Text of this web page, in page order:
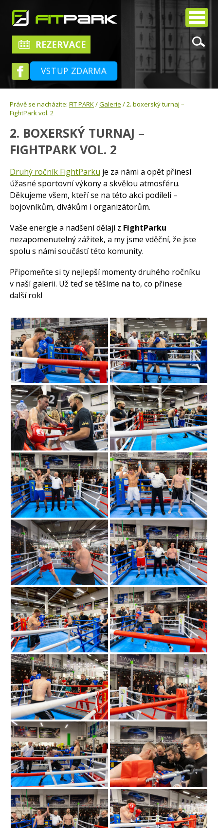
VSTUP ZDARMA
Právě se nacházíte: FIT PARK/Galerie / 2. boxerský turnaj –
FightPark vol. 2
2. BOXERSKÝ TURNAJ –
FIGHTPARK VOL. 2
Druhý ročník FightParku je za námi a opět přinesl
úžasné sportovní výkony a skvělou atmosféru.
Děkujeme všem, kteří se na této akci podíleli –
bojovníkům, divákům i organizátorům.
Vaše energie a nadšení dělají z FightParku
nezapomenutelný zážitek, a my jsme vděční, že jste
spolu s námi součástí této komunity.
Připomeňte si ty nejlepší momenty druhého ročníku
v naší galerii. Už teď se těšíme na to, co přinese
další rok!